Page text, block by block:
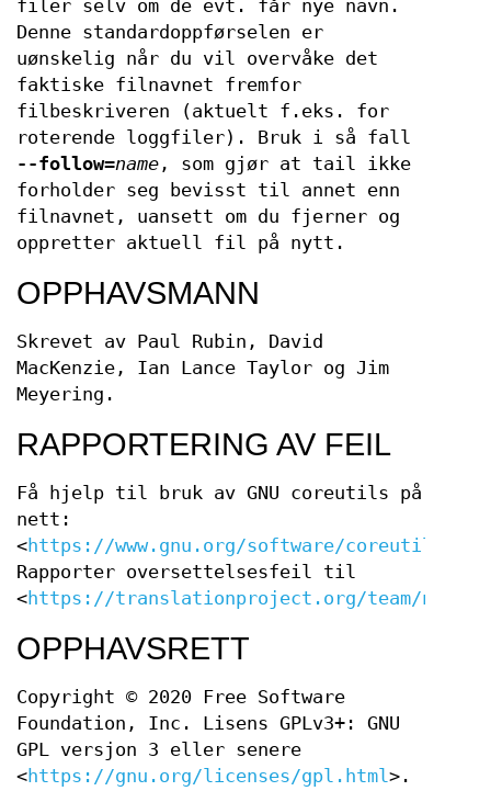
filer selv om de evt. får nye navn.
Denne standardoppførselen er
uønskelig når du vil overvåke det
faktiske filnavnet fremfor
filbeskriveren (aktuelt f.eks. for
roterende loggfiler). Bruk i så fall
--follow=name , som gjør at tail ikke
forholder seg bevisst til annet enn
filnavnet, uansett om du fjerner og
oppretter aktuell fil på nytt.
OPPHAVSMANN
Skrevet av Paul Rubin, David
MacKenzie, Ian Lance Taylor og Jim
Meyering.
RAPPORTERING AV FEIL
Få hjelp til bruk av GNU coreutils på
nett:
<https://www.gnu.org/software/coreutils/
Rapporter oversettelsesfeil til
<https://translationproject.org/team/
OPPHAVSRETT
Copyright © 2020 Free Software
Foundation, Inc. Lisens GPLv3+: GNU
GPL versjon 3 eller senere
<https://gnu.org/licenses/gpl.html>.